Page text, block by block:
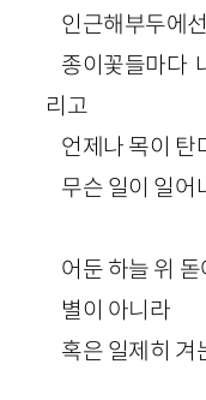
인근해부두에
종이꽃들마다
리고
언제나 목이 탄
무슨 일이 일어
어둔 하늘 위
별이 아니라
혹은 일제히 겨